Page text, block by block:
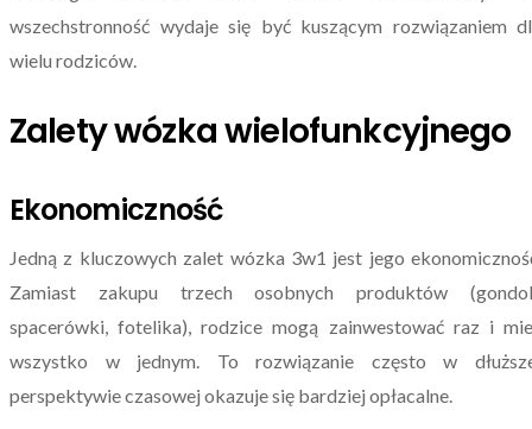
wszechstronność wydaje się być kuszącym rozwiązaniem
wielu rodziców.
Zalety wózka wielofunkcyjnego
Ekonomiczność
Jedną z kluczowych zalet wózka 3w1 jest jego
Zamiast zakupu trzech osobnych produktów
spacerówki, fotelika), rodzice mogą zainwestować raz i
wszystko w jednym. To rozwiązanie często w
perspektywie czasowej okazuje się bardziej opłacalne.